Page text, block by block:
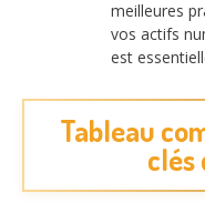
meilleures
vos actifs
est
Tableau
clés